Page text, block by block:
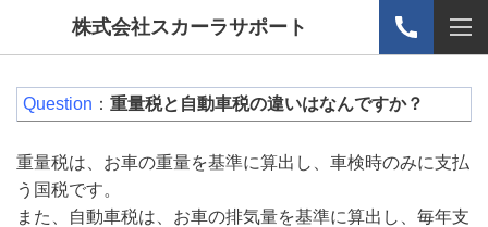
株式会社スカーラサポート
Question ： 重量税と自動車税の違いはなんですか？
重量税は、お車の重量を基準に算出し、車検時のみに支払
う国税です。
また、自動車税は、お車の排気量を基準に算出し、毎年支